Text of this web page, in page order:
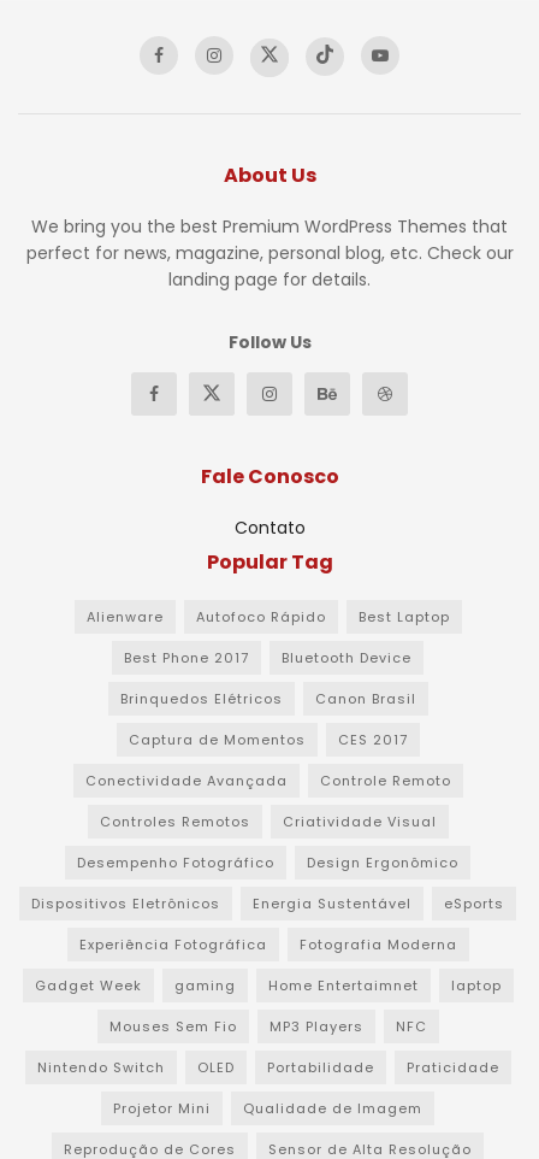
About Us
We bring you the best Premium WordPress Themes that
perfect for news, magazine, personal blog, etc. Check our
landing page for details.
Follow Us
Fale Conosco
Contato
Popular Tag
Alienware Autofoco Rápido Best Laptop
Best Phone 2017 Bluetooth Device
Brinquedos Elétricos Canon Brasil
Captura de Momentos CES 2017
Conectividade Avançada Controle Remoto
Controles Remotos Criatividade Visual
Desempenho Fotográfico Design Ergonômico
Dispositivos Eletrônicos Energia Sustentável eSports
Experiência Fotográfica Fotografia Moderna
Gadget Week gaming Home Entertaimnet laptop
Mouses Sem Fio MP3 Players NFC
Nintendo Switch OLED Portabilidade Praticidade
Projetor Mini Qualidade de Imagem
Reprodução de Cores Sensor de Alta Resolução